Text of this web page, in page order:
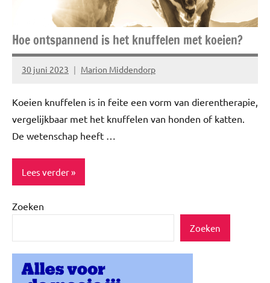
Hoe ontspannend is het knuffelen met koeien?
30 juni 2023 Marion Middendorp
Geen
Koeien knuffelen is in feite een vorm van dierentherapie,
vergelijkbaar met het knuffelen van honden of katten.
De wetenschap heeft …
Lees verder
Blog
Inspiratie
Lifestyle
Zoeken
Zoeken